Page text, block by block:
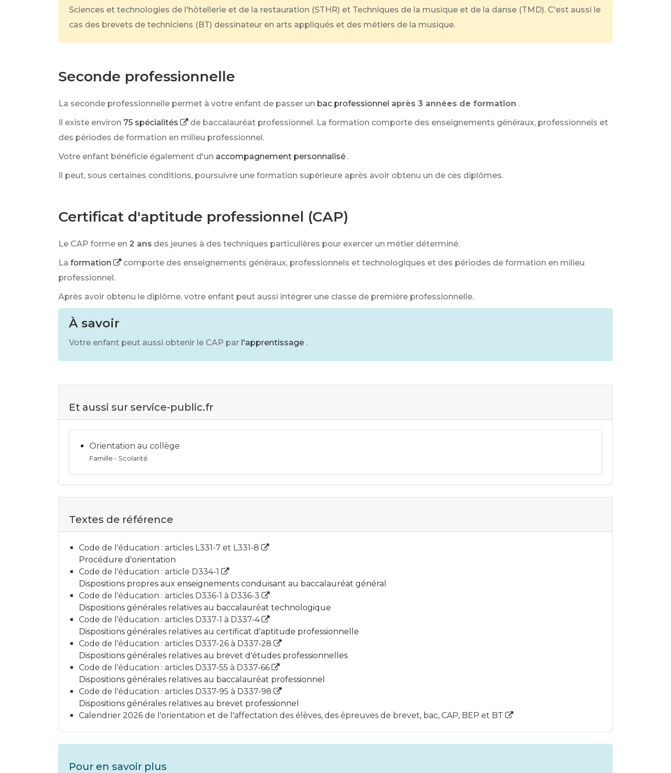
Sciences et technologies de l'hôtellerie et de la restauration (STHR) et Techniques de la musique et de la danse (TMD). C'est aussi le
cas des brevets de techniciens (BT) dessinateur en arts appliqués et des métiers de la musique.
Seconde professionnelle
La seconde professionnelle permet à votre enfant de passer un bac professionnel après 3 années de formation .
Il existe environ 75 spécialités
de baccalauréat professionnel. La formation comporte des enseignements généraux, professionnels et
des périodes de formation en milieu professionnel.
Votre enfant bénéficie également d'un accompagnement personnalisé .
Il peut, sous certaines conditions, poursuivre une formation supérieure après avoir obtenu un de ces diplômes.
Certificat d'aptitude professionnel (CAP)
Le CAP forme en 2 ans des jeunes à des techniques particulières pour exercer un métier déterminé.
La formation
comporte des enseignements généraux, professionnels et technologiques et des périodes de formation en milieu
professionnel.
Après avoir obtenu le diplôme, votre enfant peut aussi intégrer une classe de première professionnelle.
À savoir
Votre enfant peut aussi obtenir le CAP par l'apprentissage .
Et aussi sur service-public.fr
Orientation au collège
Famille - Scolarité
Textes de référence
Code de l'éducation : articles L331-7 et L331-8
Procédure d'orientation
Code de l'éducation : article D334-1
Dispositions propres aux enseignements conduisant au baccalauréat général
Code de l'éducation : articles D336-1 à D336-3
Dispositions générales relatives au baccalauréat technologique
Code de l'éducation : articles D337-1 à D337-4
Dispositions générales relatives au certificat d'aptitude professionnelle
Code de l'éducation : articles D337-26 à D337-28
Dispositions générales relatives au brevet d'études professionnelles
Code de l'éducation : articles D337-55 à D337-66
Dispositions générales relatives au baccalauréat professionnel
Code de l'éducation : articles D337-95 à D337-98
Dispositions générales relatives au brevet professionnel
Calendrier 2026 de l'orientation et de l'affectation des élèves, des épreuves de brevet, bac, CAP, BEP et BT
Pour en savoir plus